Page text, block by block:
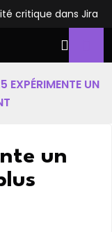
critique dans Jira
EXPÉRIMENTE UN
un